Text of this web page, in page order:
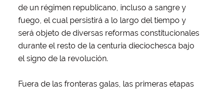
de un régimen republicano, incluso a sangre y
fuego, el cual persistirá a lo largo del tiempo y
será objeto de diversas reformas constitucionales
durante el resto de la centuria dieciochesca bajo
el signo de la revolución.
Fuera de las fronteras galas, las primeras etapas